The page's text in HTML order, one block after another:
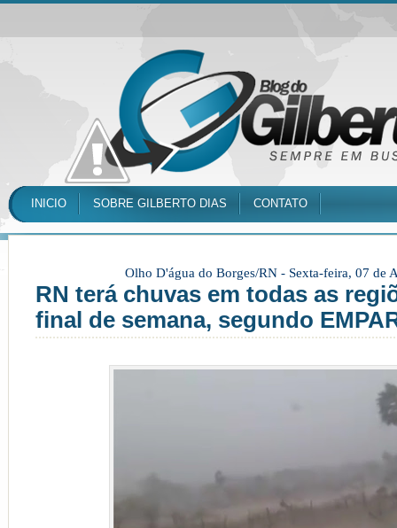
INICIO SOBRE GILBERTO DIAS CONTATO
Olho D'água do Borges/RN - Sexta-feira, 07 de
RN terá chuvas em todas as
final de semana, segundo